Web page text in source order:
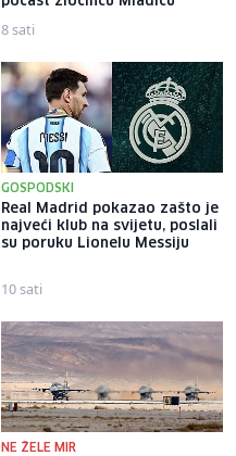
8 sati
GOSPODSKI
Real Madrid pokazao zašto je
najveći klub na svijetu, poslali
su poruku Lionelu Messiju
10 sati
NE ŽELE MIR